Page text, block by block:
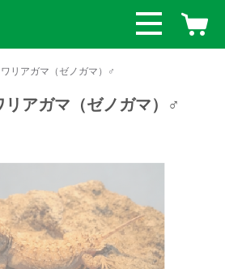
リアガマ（ゼノガマ）♂
リアガマ（ゼノガマ）♂